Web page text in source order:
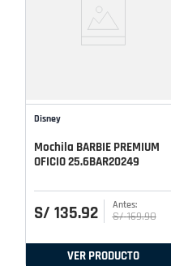
Disney
Mochila BARBIE PREMIUM
OFICIO 25.6BAR20249
S/ 135.92 S/ 169.90
VER PRODUCTO